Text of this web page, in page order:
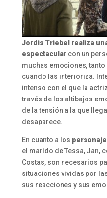
Jordis Triebel realiza
espectacularcon un
muchas emociones,
cuando las interioriza.
intenso con el que la
través de los altibajos
de la tensión a la que
desaparece.
En cuanto a los
el marido de Tessa, Jan,
Costas, son necesarios
situaciones vividas por
sus reacciones y sus